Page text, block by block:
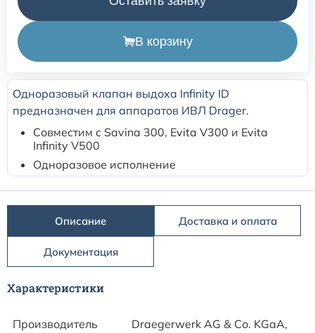
В корзину
Одноразовый клапан выдоха Infinity ID
предназначен для аппаратов ИВЛ Drager.
Совместим с Savina 300, Evita V300 и Evita
Infinity V500
Одноразовое исполнение
Описание Доставка и оплата
Документация
Характеристики
Производитель
Draegerwerk AG & Со. KGaA,
Расходные материалы для транскутанного монитора
Sentec
Расходные материалы к аппарату Авента-М
Расходные материалы к аппаратам ИВЛ Mindray
Расходные материалы к аппаратам Comen
Расходные материалы к аппаратам Philips